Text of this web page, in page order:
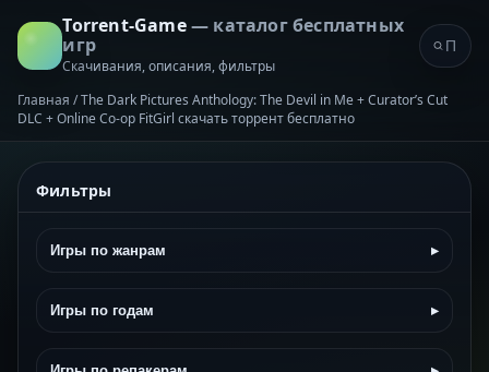
Torrent-Game— каталог бесплатных
игр
Скачивания, описания, фильтры
Главная /The Dark Pictures Anthology: The Devil in Me + Curator’s Cut
DLC + Online Co-op FitGirl скачать торрент бесплатно
Фильтры
Игры по жанрам ▸
Игры по годам ▸